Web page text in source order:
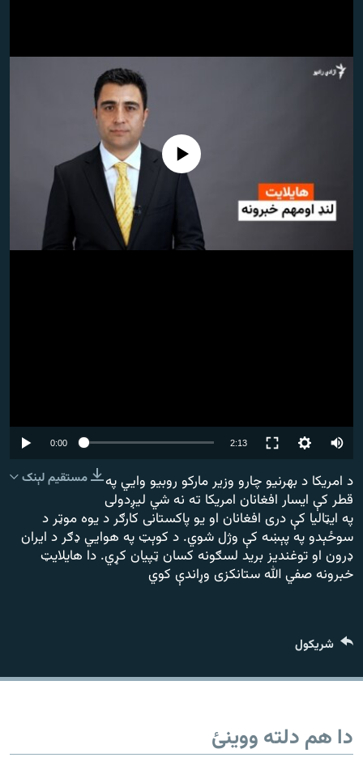
دري پاڼه
Azadi English
د ازادې اروپا/ ازادي راډيو ټولې پاڼې
Auto
240p
No media source currently available
0:00 2:13
360p
480p
720p
1080p
مستقیم لېنک
د امریکا د بهرنیو چارو وزیر مارکو روبیو وايي په
قطر کې ایسار افغانان امریکا ته نه شي لیږدولی
په ایټالیا کې دری افغانان او یو پاکستانی کارګر د یوه موټر د
سوځېدو په پېښه کې وژل شوي. د کوېټ په هوايي ډګر د ایران
ډرون او توغندیز برید لسګونه کسان ټپيان کړي. دا هایلایټ
خبرونه صفي الله ستانکزی وړاندې کوي
شريکول
دا هم دلته ووینئ